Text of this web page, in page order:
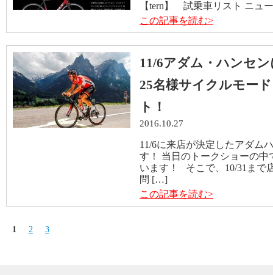
【tern】 試乗車リスト ニュ
この記事を読む>
11/6アダム・ハンセ
25名様サイクルモー
ト！
2016.10.27
11/6に来店が決定したアダム
す！ 当日のトークショーの
います！ そこで、10/31まで
問 […]
この記事を読む>
1 2 3